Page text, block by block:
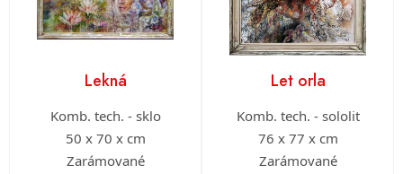
Lekná
Komb. tech. - sklo
50 x 70 x cm
Zarámované
Let orla
Komb. tech. - sololit
76 x 77 x cm
Zarámované